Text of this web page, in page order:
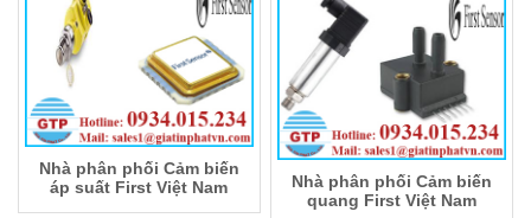
Nhà phân phối Cảm biến
áp suất First Việt Nam
Nhà phân phối Cảm biến
quang First Việt Nam